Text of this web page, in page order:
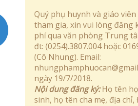
Quý phụ huynh và giáo viên
tham gia, xin vui lòng đăng
phí qua văn phòng Trung
đt: (0254).3807.004 hoặc
(Cô Nhung). Email:
ngày 19/7/2018.
Nội dung đăng ký:Họ tên
sinh, họ tên cha mẹ, địa chỉ,